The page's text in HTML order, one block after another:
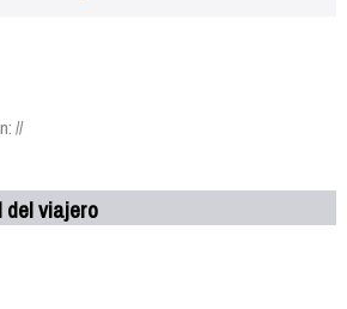
//
del viajero